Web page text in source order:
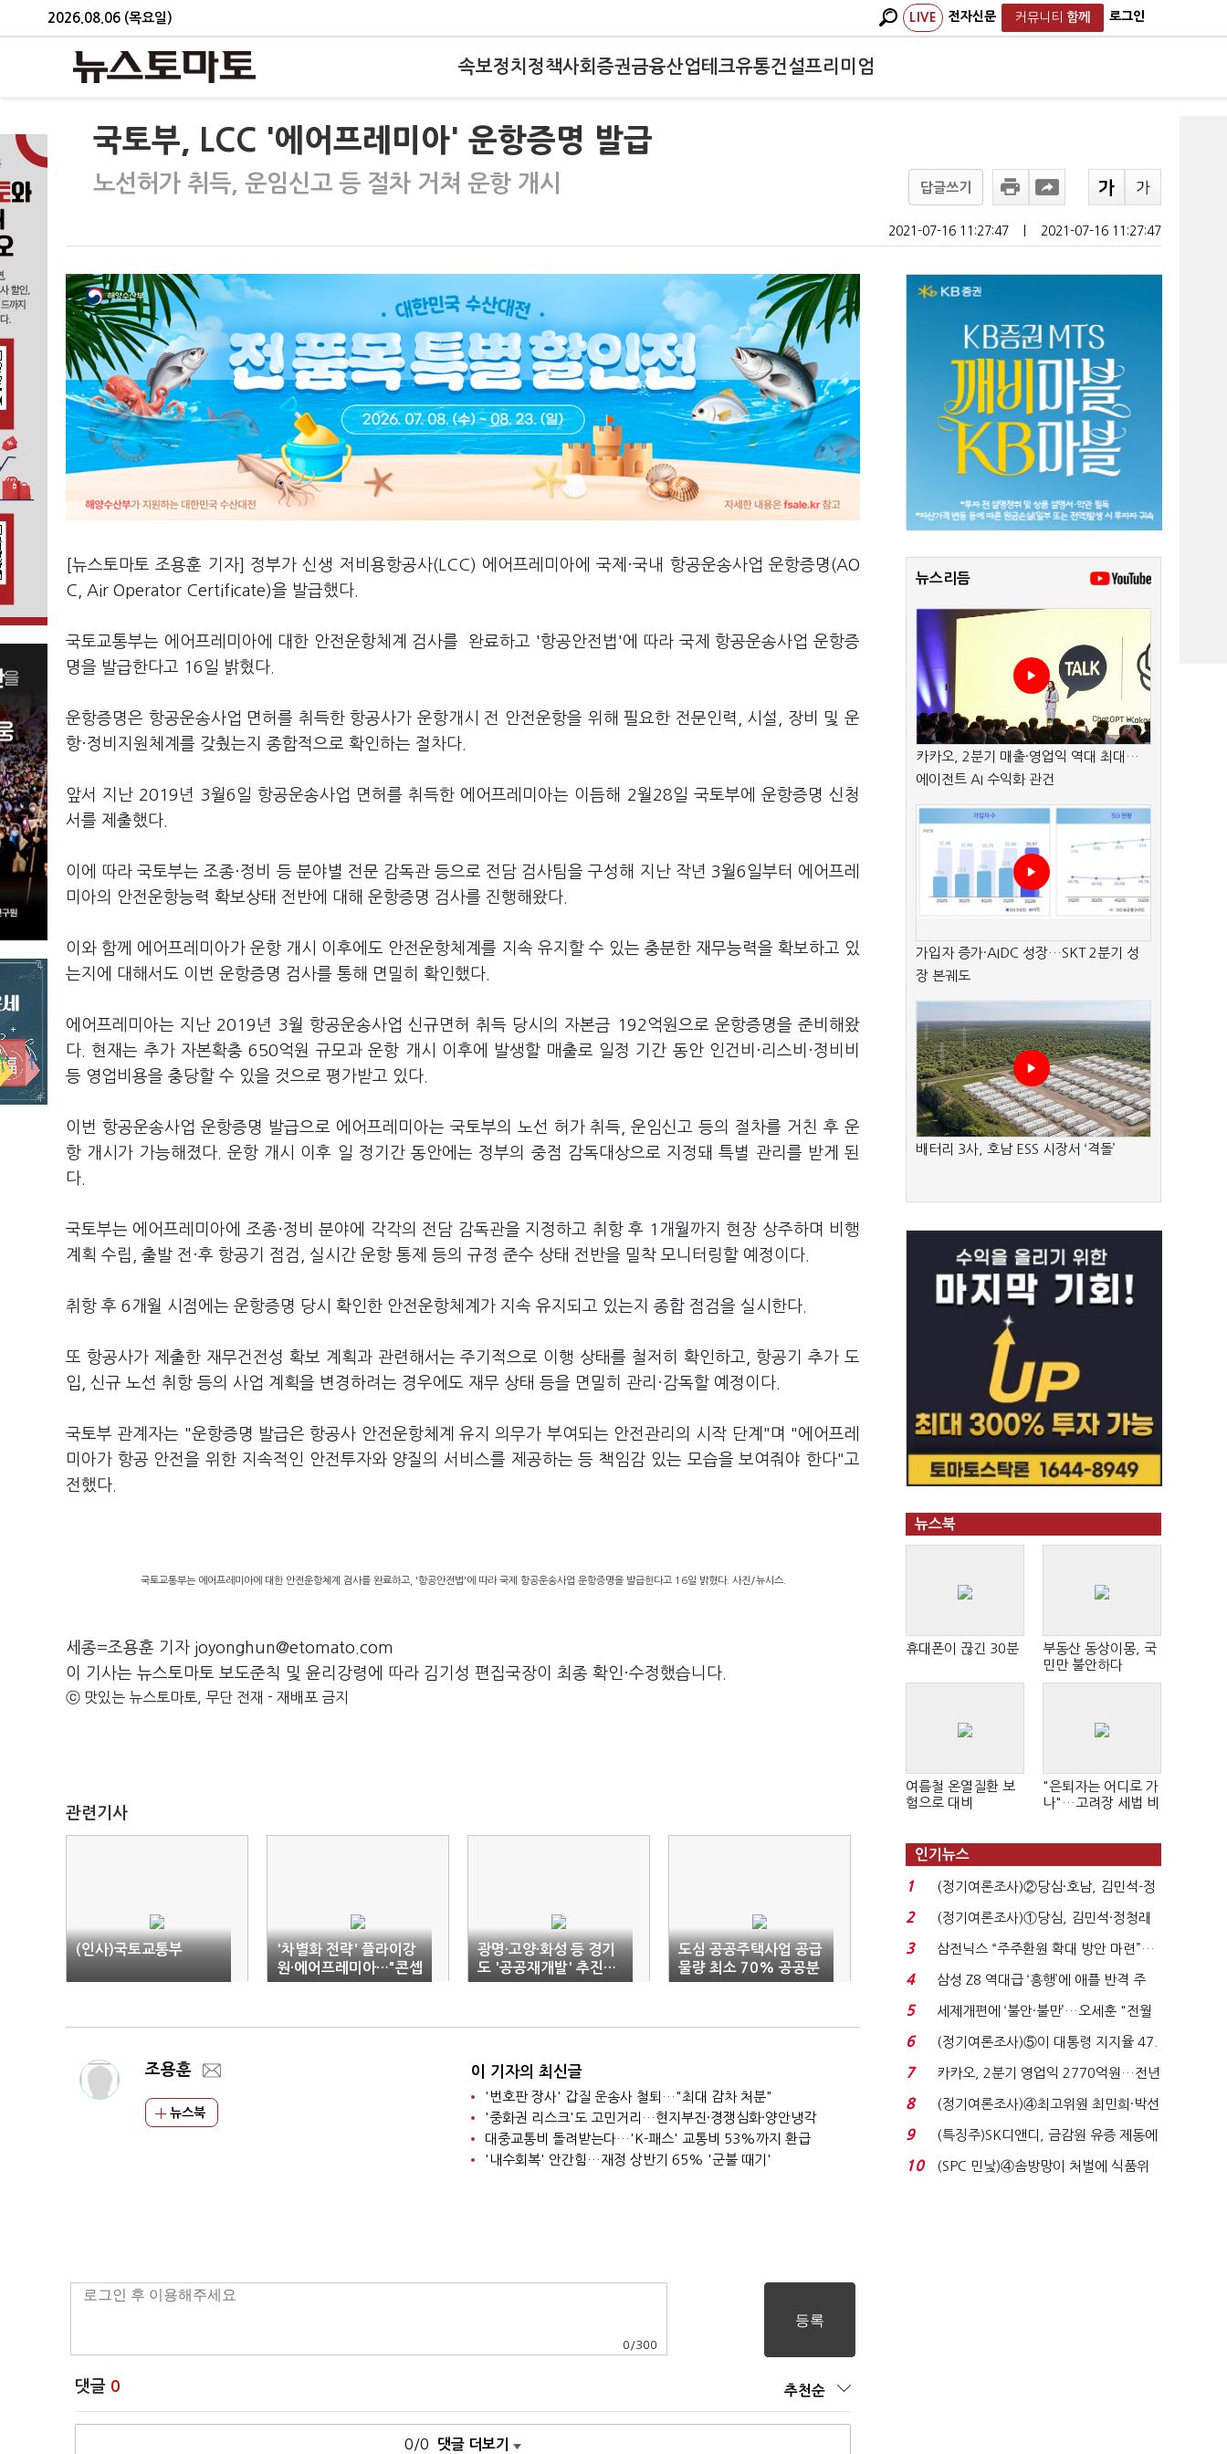
2026.08.06 (목요일) LIVE 전자신문 커뮤니티 함께 로그인
속보정치 정책사회 증권금융산업테크유통건설프리미엄
국토부, LCC '에어프레미아' 운항증명 발급
노선허가 취득, 운임신고 등 절차 거쳐 운항 개시 답글쓰기
2021-07-16 11:27:47 2021-07-16 11:27:47
[뉴스토마토 조용훈 기자] 정부가 신생 저비용항공사(LCC) 에어프레미아에 국제·국내 항공운송사업 운항증명(AO
C, Air Operator Certificate)을 발급했다.
국토교통부는 에어프레미아에 대한 안전운항체계 검사를 완료하고 '항공안전법'에 따라 국제 항공운송사업 운항증
명을 발급한다고 16일 밝혔다.
운항증명은 항공운송사업 면허를 취득한 항공사가 운항개시 전 안전운항을 위해 필요한 전문인력, 시설, 장비 및 운
항·정비지원체계를 갖췄는지 종합적으로 확인하는 절차다.
앞서 지난 2019년 3월6일 항공운송사업 면허를 취득한 에어프레미아는 이듬해 2월28일 국토부에 운항증명 신청
서를 제출했다.
이에 따라 국토부는 조종·정비 등 분야별 전문 감독관 등으로 전담 검사팀을 구성해 지난 작년 3월6일부터 에어프레
미아의 안전운항능력 확보상태 전반에 대해 운항증명 검사를 진행해왔다.
이와 함께 에어프레미아가 운항 개시 이후에도 안전운항체계를 지속 유지할 수 있는 충분한 재무능력을 확보하고 있
는지에 대해서도 이번 운항증명 검사를 통해 면밀히 확인했다.
에어프레미아는 지난 2019년 3월 항공운송사업 신규면허 취득 당시의 자본금 192억원으로 운항증명을 준비해왔
다. 현재는 추가 자본확충 650억원 규모과 운항 개시 이후에 발생할 매출로 일정 기간 동안 인건비·리스비·정비비
등 영업비용을 충당할 수 있을 것으로 평가받고 있다.
이번 항공운송사업 운항증명 발급으로 에어프레미아는 국토부의 노선 허가 취득, 운임신고 등의 절차를 거친 후 운
항 개시가 가능해졌다. 운항 개시 이후 일 정기간 동안에는 정부의 중점 감독대상으로 지정돼 특별 관리를 받게 된
다.
국토부는 에어프레미아에 조종·정비 분야에 각각의 전담 감독관을 지정하고 취항 후 1개월까지 현장 상주하며 비행
계획 수립, 출발 전·후 항공기 점검, 실시간 운항 통제 등의 규정 준수 상태 전반을 밀착 모니터링할 예정이다.
취항 후 6개월 시점에는 운항증명 당시 확인한 안전운항체계가 지속 유지되고 있는지 종합 점검을 실시한다.
또 항공사가 제출한 재무건전성 확보 계획과 관련해서는 주기적으로 이행 상태를 철저히 확인하고, 항공기 추가 도
입, 신규 노선 취항 등의 사업 계획을 변경하려는 경우에도 재무 상태 등을 면밀히 관리·감독할 예정이다.
국토부 관계자는 "운항증명 발급은 항공사 안전운항체계 유지 의무가 부여되는 안전관리의 시작 단계"며 "에어프레
미아가 항공 안전을 위한 지속적인 안전투자와 양질의 서비스를 제공하는 등 책임감 있는 모습을 보여줘야 한다"고
전했다.
국토교통부는 에어프레미아에 대한 안전운항체계 검사를 완료하고, '항공안전법'에 따라 국제 항공운송사업 운항증명을 발급한다고 16일 밝혔다. 사진/뉴시스.
세종=조용훈 기자 joyonghun@etomato.com
이 기사는 뉴스토마토 보도준칙 및 윤리강령에 따라 김기성 편집국장이 최종 확인·수정했습니다.
ⓒ 맛있는 뉴스토마토, 무단 전재 - 재배포 금지
관련기사
(인사)국토교통부
'차별화 전략' 플라이강
원·에어프레미아…"콘셉
트는 좋은데.."
광명·고양·화성 등 경기
도 '공공재개발' 추진…
7000가구 공급
도심 공공주택사업 공급
물량 최소 70% 공공분
양 공급
조용훈
뉴스북
이 기자의 최신글
'번호판 장사' 갑질 운송사 철퇴…"최대 감차 처분"
'중화권 리스크'도 고민거리…현지부진·경쟁심화·양안냉각
대중교통비 돌려받는다…'K-패스' 교통비 53%까지 환급
'내수회복' 안간힘…재정 상반기 65% '군불 때기'
0 /300
댓글 0 추천순
0/0 댓글 더보기
뉴스리듬
카카오, 2분기 매출·영업익 역대 최대…
에이전트 AI 수익화 관건
가입자 증가·AIDC 성장…SKT 2분기 성
장 본궤도
배터리 3사, 호남 ESS 시장서 ‘격돌’
뉴스북
휴대폰이 끊긴 30분
부동산 동상이몽, 국
민만 불안하다
여름철 온열질환 보
험으로 대비
"은퇴자는 어디로 가
나"…고려장 세법 비
인기뉴스
1
(정기여론조사)②당심·호남, 김민석-정
청래 '초접전'...
2
(정기여론조사)①당심, 김민석·정청래
'초접전'…대통령 ...
3
삼전닉스 “주주환원 확대 방안 마련”…
로이터에 성명...
4
삼성 Z8 역대급 ‘흥행’에 애플 반격 주
목…9월 ‘폴...
5
세제개편에 ‘불안·불만’…오세훈 "전월
세 구하기 더 ...
6
(정기여론조사)⑤이 대통령 지지율 47.
7%…일주일 만에 ...
7
카카오, 2분기 영업익 2770억원…전년
비 36% 증가...
8
(정기여론조사)④최고위원 최민희·박선
원 '양강'…서미...
9
(특징주)SK디앤디, 금감원 유증 제동에
장 초반 상한가...
10
(SPC 민낯)④솜방망이 처벌에 식품위